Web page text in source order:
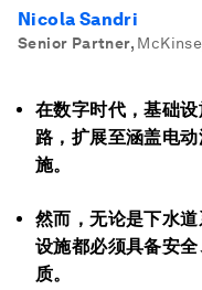
Nicola Sandri
Senior Partner,
在数字时代，基础
路，扩展至涵盖电
施。
然而，无论是下水
设施都必须具备安
质。